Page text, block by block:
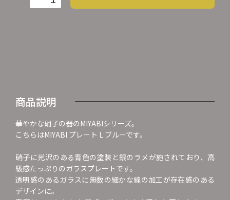
商品説明
華やかな硝子の器のMIYABIシリーズ。
こちらはMIYABI プレート L ブルーです。
硝子に光沢のある青色の塗装と銀のラメが施されており、高
級感たっぷりのガラスプレートです。
透明感のあるガラスに無数の細かな線の加工が存在感のある
デザインに。